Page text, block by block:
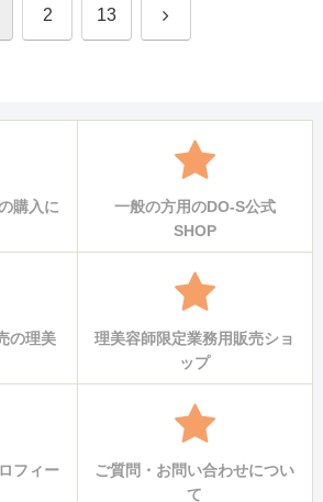
2 13 次
購入に
一般の方用のDO-S公式
SHOP
の理美
理美容師限定業務用販売ショ
ップ
フィー
ご質問・お問い合わせについ
て